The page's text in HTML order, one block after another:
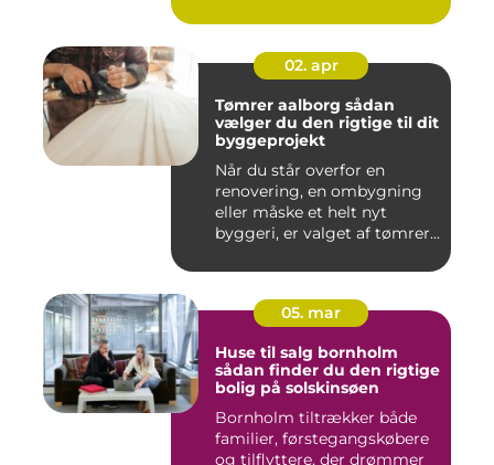
02. apr
Tømrer aalborg sådan
vælger du den rigtige til dit
byggeprojekt
Når du står overfor en
renovering, en ombygning
eller måske et helt nyt
byggeri, er valget af tømrer...
05. mar
Huse til salg bornholm
sådan finder du den rigtige
bolig på solskinsøen
Bornholm tiltrækker både
familier, førstegangskøbere
og tilflyttere, der drømmer